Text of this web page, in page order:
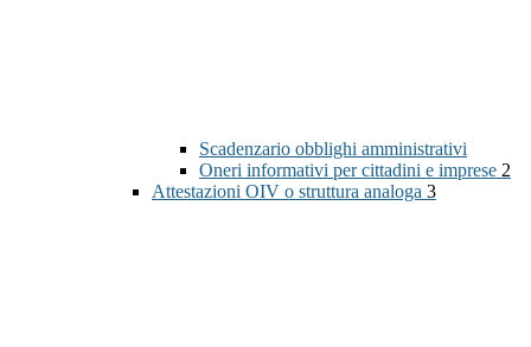
Scadenzario obblighi amministrativi
Oneri informativi per cittadini e imprese 2
Attestazioni OIV o struttura analoga 3